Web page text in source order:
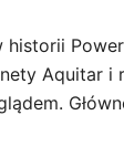
Aquitar